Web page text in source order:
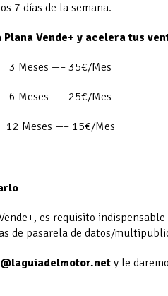
7 días de la semana.
Plana Vende+ y acelera tus
—– 35€/
—– 25€/
—– 15€/
sobre el
es requisito
de pasarela de datos/
y le